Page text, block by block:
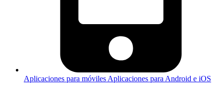
Aplicaciones para móviles Aplicaciones para Android e iOS